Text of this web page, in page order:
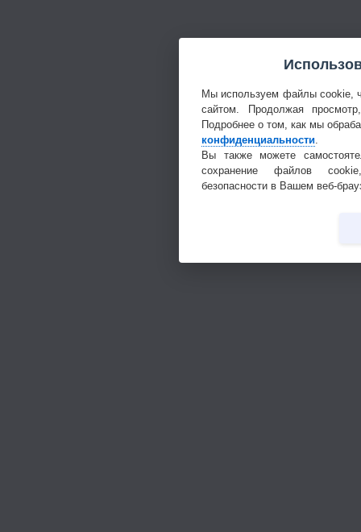
Мы используем файлы cookie,
сайтом. Продолжая
Подробнее о том, как мы
конфиденциальности.
Вы также можете
сохранение файлов
безопасности в Вашем веб-